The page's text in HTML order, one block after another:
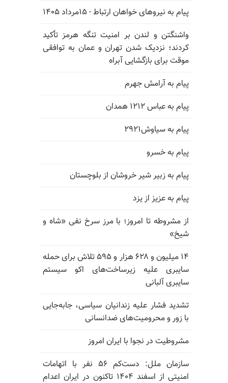
پیام به نیروهای خواهان ارتباط - ۱۵مرداد ۱۴۰۵
واشنگتن و لندن بر امنیت تنگه هرمز تأکید
کردند؛ نزدیک شدن تهران و عمان به توافقی
موقت برای بازگشایی آبراه
پیام به آرامش جهرم
پیام به عباس ۱۲۱۲ همدان
پیام به سیاوش۲۹۲۱
پیام به خسرو
پیام به زبیر شیر خروشان از بلوچستان
پیام به عزیز از یزد
از مشروطه تا امروز؛ با مرز سرخ نفی «شاه و
شیخ»
۱۴ میلیون و ۶۲۸ هزار و ۵۹۵ تلاش برای حمله
سایبری علیه زیرساخت‌های اکو سیستم
سایبری آلبانی
تشدید فشار علیه زندانیان سیاسی، جابه‌جایی
با زور و محرومیت‌های ضدانسانی
مشروطیت در نجوا با ایران امروز
سازمان ملل: دست‌کم ۵۶ نفر با اتهامات
امنیتی از اسفند ۱۴۰۴ تاکنون در ایران اعدام